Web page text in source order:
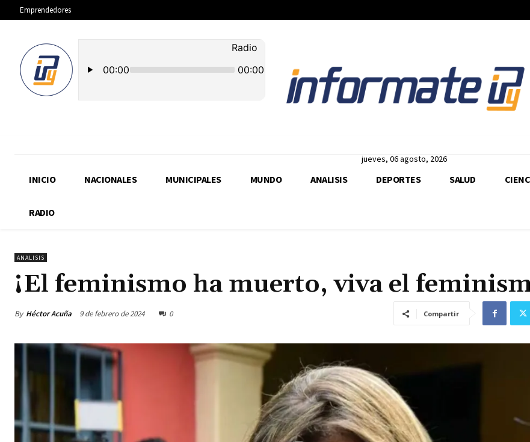
Emprendedores
jueves, 06 agosto, 2026
INICIO NACIONALES MUNICIPALES MUNDO ANALISIS DEPORTES SALUD
RADIO
ANALISIS
¡El feminismo ha muerto, viva el
By Héctor Acuña 9 de febrero de 2024 0 Compartir